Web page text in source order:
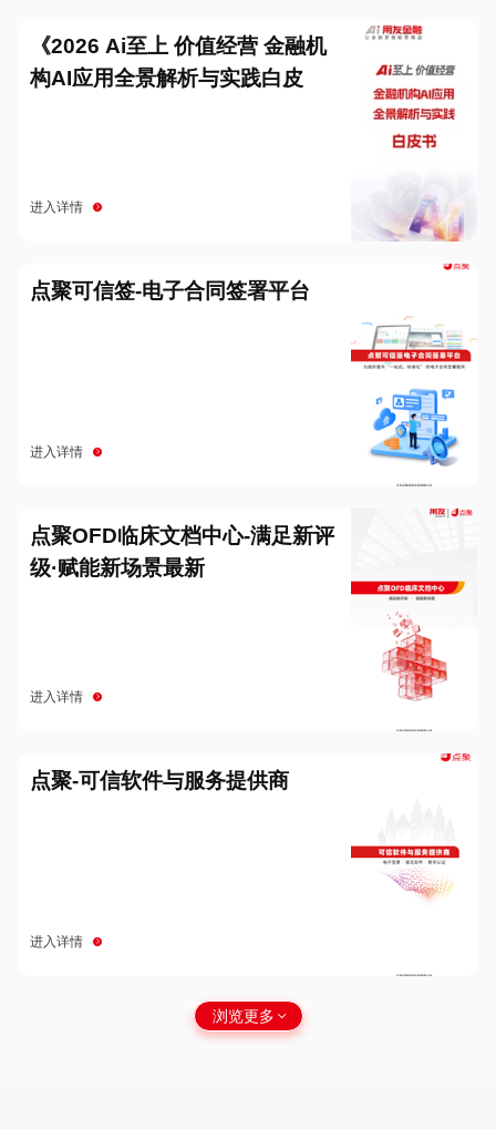
《2026 Ai至上 价值经营 金融机
构AI应用全景解析与实践白皮
进入详情
点聚可信签-电子合同签署平台
进入详情
点聚OFD临床文档中心-满足新评
级·赋能新场景最新
进入详情
点聚-可信软件与服务提供商
进入详情
浏览更多